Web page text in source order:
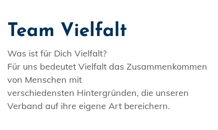
Team Vielfalt
Was ist für Dich Vielfalt?
Für uns bedeutet Vielfalt das Zusammenkommen
von Menschen mit
verschiedensten Hintergründen, die unseren
Verband auf ihre eigene Art bereichern.